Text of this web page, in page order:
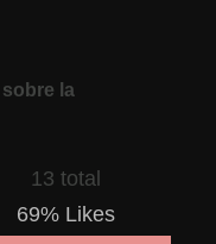
la
13 total
69% Likes